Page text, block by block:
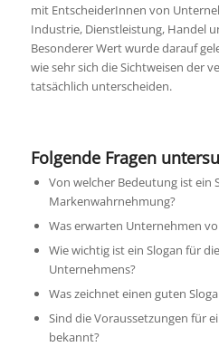
mit EntscheiderInnen von
Industrie, Dienstleistung, Handel
Besonderer Wert wurde darauf
wie sehr sich die Sichtweisen der
tatsächlich unterscheiden.
Folgende Fragen
Von welcher Bedeutung ist ein
Markenwahrnehmung?
Was erwarten Unternehmen
Wie wichtig ist ein Slogan für
Unternehmens?
Was zeichnet einen guten
Sind die Voraussetzungen für
bekannt?